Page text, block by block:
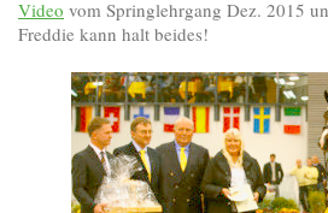
Video vom Springlehrgang Dez. 2015
Freddie kann halt beides!